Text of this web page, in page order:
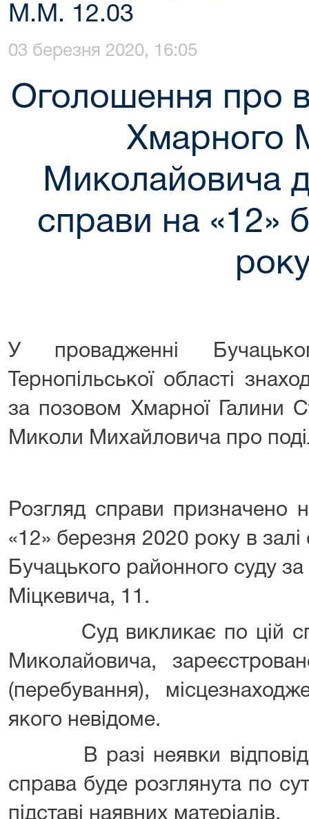
М.М. 12.03
03 березня 2020, 16:05
Оголошення про
Хмарного
Миколайовича
справи на «12»
У провадженні
Тернопільської області
за позовом Хмарної Галини
Миколи Михайловича про
Розгляд справи призначено
«12» березня 2020 року в
Бучацького районного суду
Міцкевича, 11.
Суд викликає по цій
Миколайовича,
(перебування),
якого невідоме.
В разі неявки
справа буде розглянута по
підставі наявних матеріалів.